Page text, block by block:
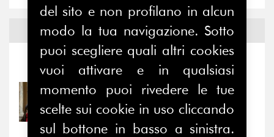
Notizie edEventi
Eventi
31/07/2026
Prima della pausa estiva,
il valore di...
del sito e non profilano in alcun
modo la tua navigazione. Sotto
puoi scegliere quali altri cookies
vuoi attivare e in qualsiasi
momento puoi rivedere le tue
scelte sui cookie in uso cliccando
sul bottone in basso a sinistra.